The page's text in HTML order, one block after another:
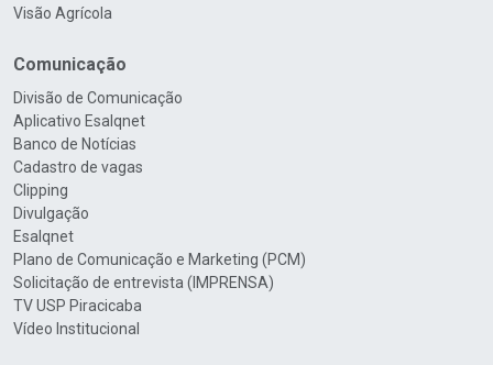
Visão Agrícola
Comunicação
Divisão de Comunicação
Aplicativo Esalqnet
Banco de Notícias
Cadastro de vagas
Clipping
Divulgação
Esalqnet
Plano de Comunicação e Marketing (PCM)
Solicitação de entrevista (IMPRENSA)
TV USP Piracicaba
Vídeo Institucional